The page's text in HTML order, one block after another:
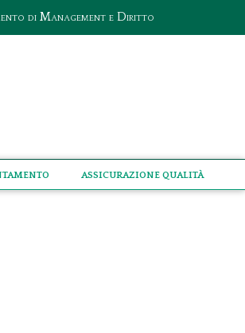
di Management e Diritto
Assicurazione qualità